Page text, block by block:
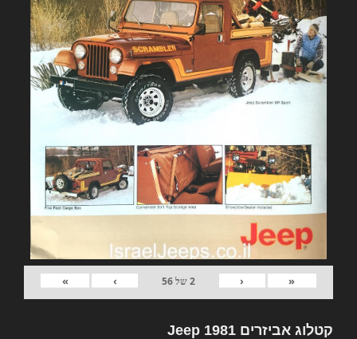
«
‹
2של56
›
»
קטלוג אביזרים 1981 Jeep